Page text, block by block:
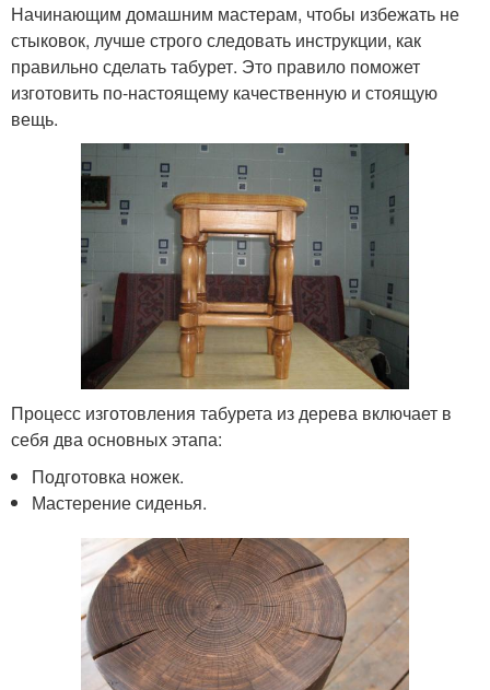
Начинающим домашним мастерам, чтобы избежать не
стыковок, лучше строго следовать инструкции, как
правильно сделать табурет. Это правило поможет
изготовить по-настоящему качественную и стоящую
вещь.
Процесс изготовления табурета из дерева включает в
себя два основных этапа:
Подготовка ножек.
Мастерение сиденья.